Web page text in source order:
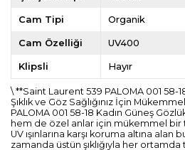
Cam Tipi Organik
Cam Özelliği UV400
Klipsli Hayır
\ **Saint Laurent 539 PALOMA 001 58-
Şıklık ve Göz Sağlığınız İçin
PALOMA 001 58-18 Kadın Güneş
hem de özel anlar için mükemmel bir
UV ışınlarına karşı koruma altına alan
zamanda üstün şıklığıyla her ortamda